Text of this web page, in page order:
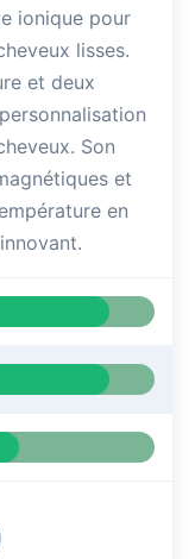
ionique pour
lisses.
et deux
Son
et
en